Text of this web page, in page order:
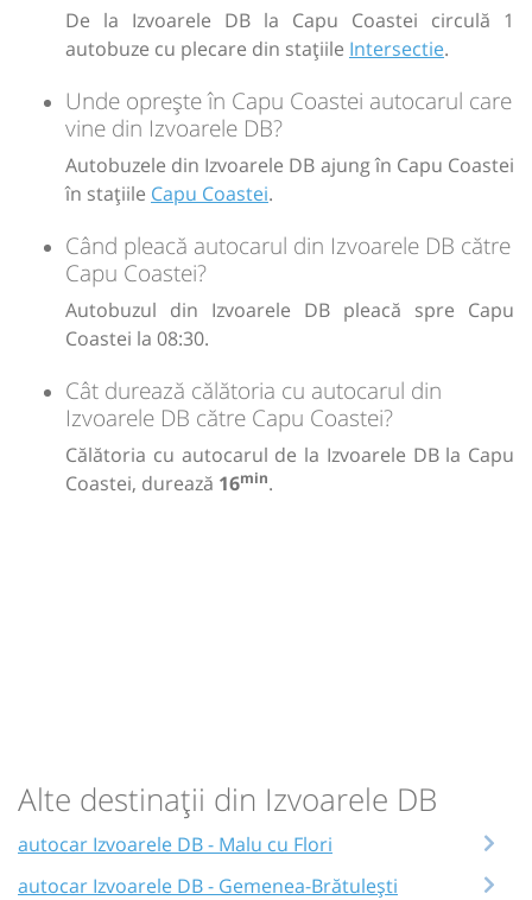
De la Izvoarele DB la Capu Coastei circulă 1
autobuze cu plecare din stațiile Intersectie.
Unde oprește în Capu Coastei autocarul care
vine din Izvoarele DB?
Autobuzele din Izvoarele DB ajung în Capu Coastei
în stațiile Capu Coastei.
Când pleacă autocarul din Izvoarele DB către
Capu Coastei?
Autobuzul din Izvoarele DB pleacă spre Capu
Coastei la 08:30.
Cât durează călătoria cu autocarul din
Izvoarele DB către Capu Coastei?
Călătoria cu autocarul de la Izvoarele DB la Capu
Coastei, durează 16min.
Alte destinații din Izvoarele DB
autocar Izvoarele DB - Malu cu Flori
autocar Izvoarele DB - Gemenea-Brătulești